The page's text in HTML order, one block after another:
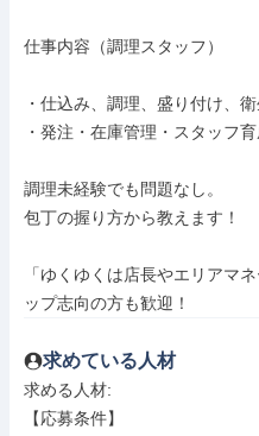
仕事内容（調理スタッフ）
・仕込み、調理、盛り付け、
・発注・在庫管理・スタッフ
調理未経験でも問題なし。
包丁の握り方から教えます！
「ゆくゆくは店長やエリアマ
ップ志向の方も歓迎！
求めている人材
求める人材:
【応募条件】